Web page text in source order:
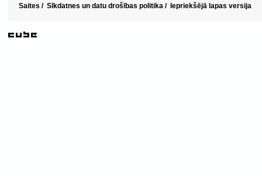
Saites / Sīkdatnes un datu drošības politika / Iepriekšējā lapas versija